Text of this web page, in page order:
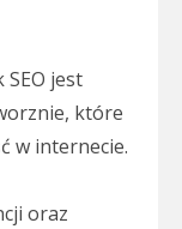
jest
które
w internecie.
oraz